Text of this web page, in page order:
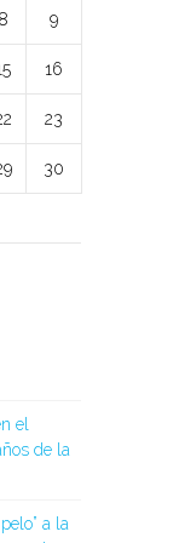
8 9
16
23
30
el
de la
a la